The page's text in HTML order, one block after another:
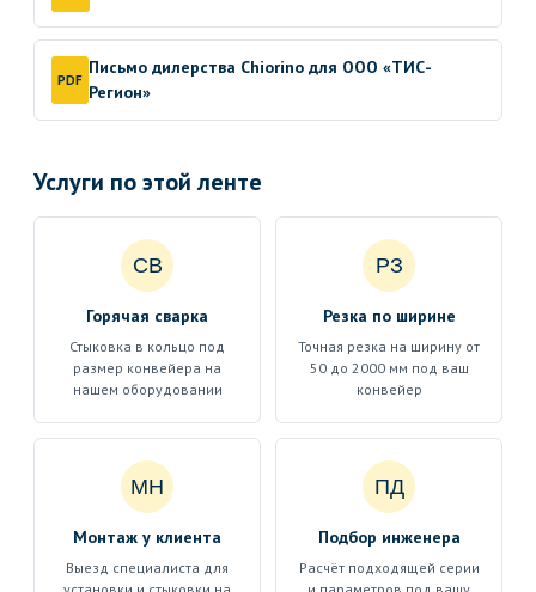
PDF
Письмо дилерства Chiorino для ООО «ТИС-
Регион»
Услуги по этой ленте
СВ
Горячая сварка
Стыковка в кольцо под
размер конвейера на
нашем оборудовании
РЗ
Резка по ширине
Точная резка на ширину от
50 до 2000 мм под ваш
конвейер
МН
Монтаж у клиента
Выезд специалиста для
ПД
Подбор инженера
Расчёт подходящей серии